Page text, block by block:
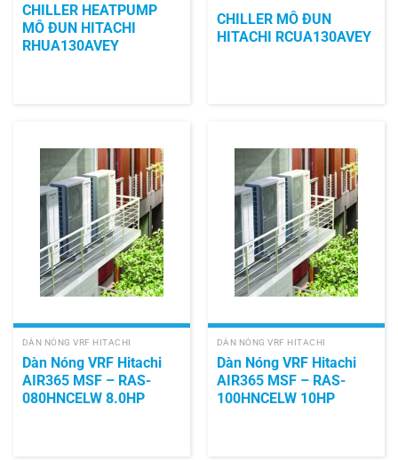
CHILLER HEATPUMP
MÔ ĐUN HITACHI
RHUA130AVEY
CHILLER MÔ ĐUN
HITACHI RCUA130AVEY
DÀN NÓNG VRF HITACHI
Dàn Nóng VRF Hitachi
AIR365 MSF – RAS-
080HNCELW 8.0HP
DÀN NÓNG VRF HITACHI
Dàn Nóng VRF Hitachi
AIR365 MSF – RAS-
100HNCELW 10HP